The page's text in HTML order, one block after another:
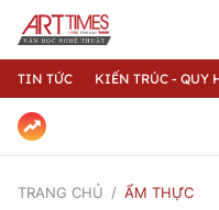
TIN TỨC KIẾN TRÚC - QUY
TRANG CHỦ ẨM THỰC